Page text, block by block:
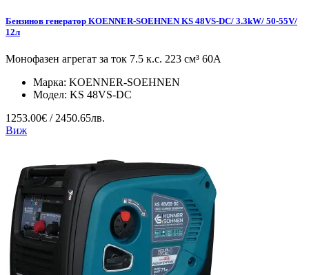
Бензинов генератор KOENNER-SOEHNEN KS 48VS-DC/ 3.3kW/ 50-55V/
12л
Монофазен агрегат за ток 7.5 к.с. 223 см³ 60А
Марка: KOENNER-SOEHNEN
Модел: KS 48VS-DC
1253.00€ / 2450.65лв.
Виж